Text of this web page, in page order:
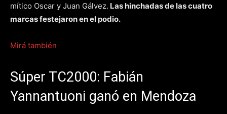
mítico Oscar y Juan Gálvez. Las hinchadas de las cuatro
marcas festejaron en el podio.
Mirá también
Súper TC2000: Fabián
Yannantuoni ganó en Mendoza